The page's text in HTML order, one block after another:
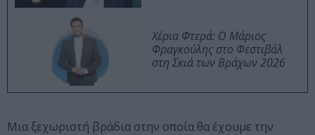
Χέρια Φτερά: Ο Μάριος
Φραγκούλης στο Φεστιβάλ
στη Σκιά των Βράχων 2026
Μια ξεχωριστή βράδια στην οποία θα έχουμε την